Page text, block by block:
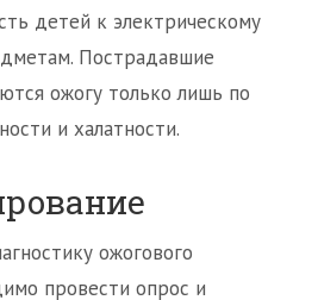
детей к электрическому
Пострадавшие
ожогу только лишь по
и халатности.
ожогового
провести опрос и